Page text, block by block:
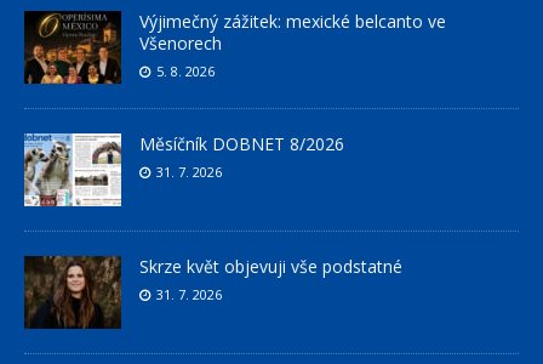
Výjimečný zážitek: mexické belcanto ve
Všenorech
5. 8. 2026
Měsíčník DOBNET 8/2026
31. 7. 2026
Skrze květ objevuji vše podstatné
31. 7. 2026